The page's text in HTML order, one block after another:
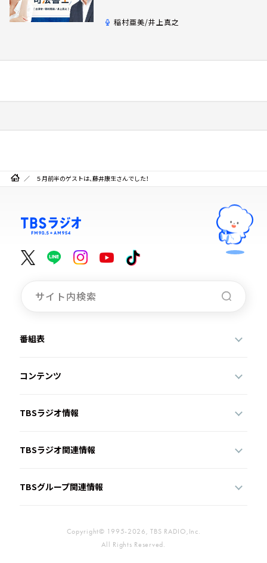
稲村亜美/井上真之
５月前半のゲストは、藤井康生さんでした！
番組表
コンテンツ
TBSラジオ情報
TBSラジオ関連情報
TBSグループ関連情報
Copyright© 1995-2026, TBS RADIO,Inc.
All Rights Reserved.